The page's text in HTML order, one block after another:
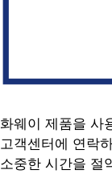
화웨이 제품을 사
고객센터에 연락
소중한 시간을 절